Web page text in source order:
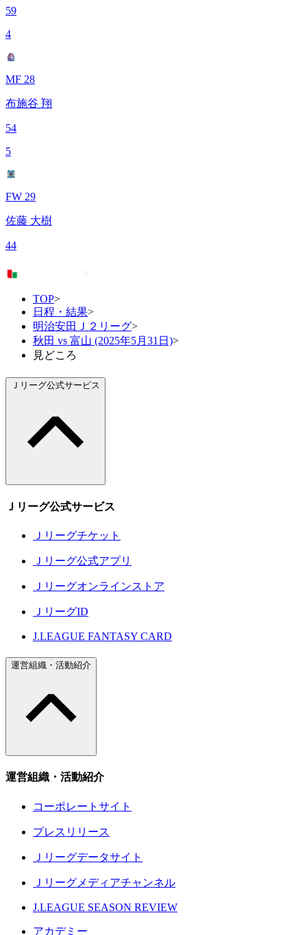
59
4
MF 28
布施谷 翔
54
5
FW 29
佐藤 大樹
44
TOP>
日程・結果>
明治安田Ｊ２リーグ>
秋田 vs 富山 (2025年5月31日)>
見どころ
Ｊリーグ公式サービス
Ｊリーグ公式サービス
Ｊリーグチケット
Ｊリーグ公式アプリ
Ｊリーグオンラインストア
ＪリーグID
J.LEAGUE FANTASY CARD
運営組織・活動紹介
運営組織・活動紹介
コーポレートサイト
プレスリリース
Ｊリーグデータサイト
Ｊリーグメディアチャンネル
J.LEAGUE SEASON REVIEW
アカデミー